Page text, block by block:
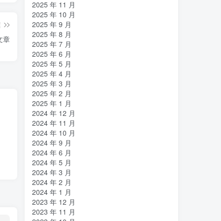
章
2025 年 11 月
2025 年 10 月
2025 年 9 月
2025 年 8 月
2025 年 7 月
2025 年 6 月
2025 年 5 月
2025 年 4 月
2025 年 3 月
2025 年 2 月
2025 年 1 月
2024 年 12 月
2024 年 11 月
2024 年 10 月
2024 年 9 月
2024 年 6 月
2024 年 5 月
2024 年 3 月
2024 年 2 月
2024 年 1 月
2023 年 12 月
2023 年 11 月